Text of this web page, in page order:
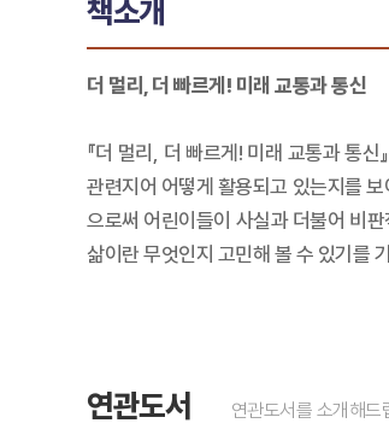
책소개
더 멀리, 더 빠르게! 미래 교통과 통신
『더 멀리, 더 빠르게! 미래 교통과 통
관련지어 어떻게 활용되고 있는지를
으로써 어린이들이 사실과 더불어 비
삶이란 무엇인지 고민해 볼 수 있기를
연관도서 연관도서를 소개해드